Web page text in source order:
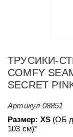
ТРУСИКИ-
COMFY
SECRET
Артикул 08851
Размер: ХS (ОБ
103 см)*